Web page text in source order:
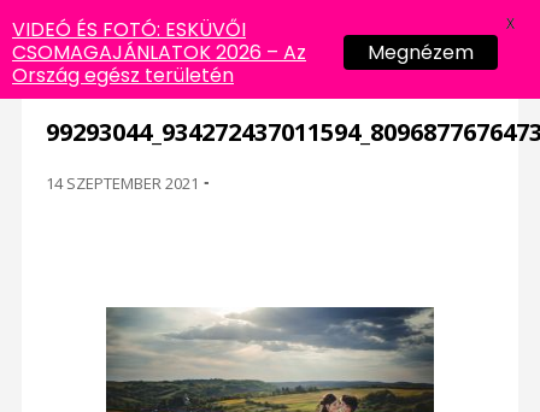
14 SZEPTEMBER 2021 -
VIDEÓ ÉS FOTÓ: ESKÜVŐI
CSOMAGAJÁNLATOK 2026 – Az
Ország egész területén
Megnézem
X